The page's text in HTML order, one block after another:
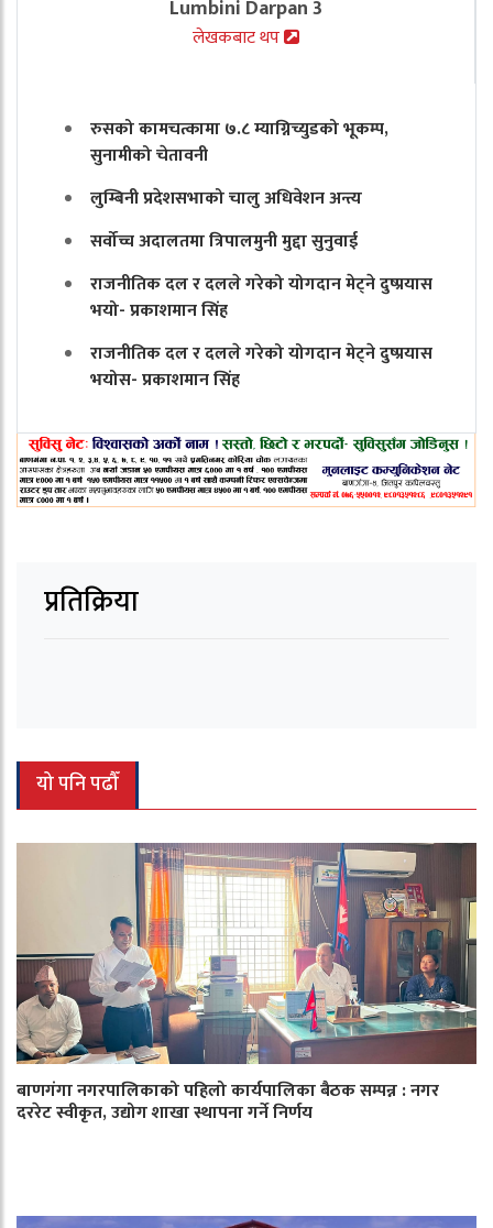
Lumbini Darpan 3
लेखकबाट थप
रुसको कामचत्कामा ७.८ म्याग्निच्युडको भूकम्प,
सुनामीको चेतावनी
लुम्बिनी प्रदेशसभाको चालु अधिवेशन अन्त्य
सर्वोच्च अदालतमा त्रिपालमुनी मुद्दा सुनुवाई
राजनीतिक दल र दलले गरेको योगदान मेट्ने दुष्प्रयास
भयो- प्रकाशमान सिंह
राजनीतिक दल र दलले गरेको योगदान मेट्ने दुष्प्रयास
भयोस- प्रकाशमान सिंह
प्रतिक्रिया
यो पनि पढौँ
बाणगंगा नगरपालिकाको पहिलो कार्यपालिका बैठक सम्पन्न : नगर
दररेट स्वीकृत, उद्योग शाखा स्थापना गर्ने निर्णय